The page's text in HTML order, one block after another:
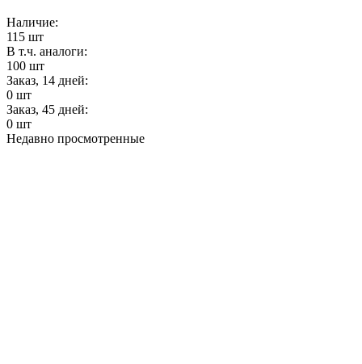
Наличие:
115 шт
В т.ч. аналоги:
100 шт
Заказ, 14 дней:
0 шт
Заказ, 45 дней:
0 шт
Недавно просмотренные